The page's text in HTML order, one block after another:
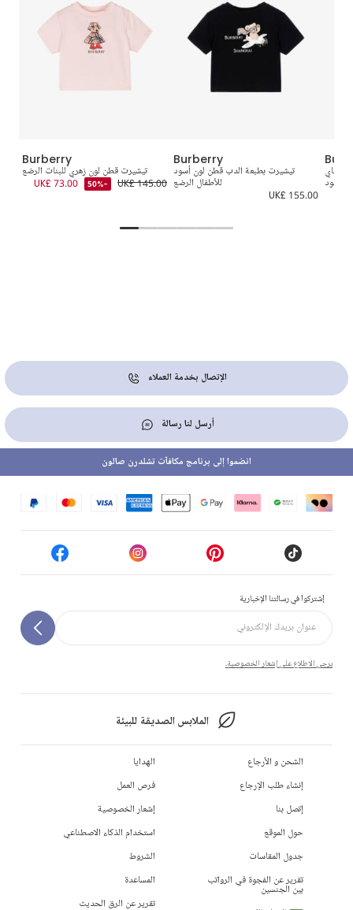
Burberry
تيشيرت قطن لون زهري للبنات الرضع
UK£ 145.00
-50%
UK£ 73.00
Burberry
تيشيرت بطبعة الدب قطن لون أسود
للأطفال الرضع
UK£ 155.00
أسود
الإتصال بخدمة العملاء
أرسل لنا رسالة
إشتركوا في رسالتنا الإخبارية
يرجى الاطلاع على إشعار الخصوصية.
الملابس الصديقة للبيئة
انضموا إلى برنامج مكافآت تشلدرن صالون
الشحن و الأرجاع
إنشاء طلب الإرجاع
إتصل بنا
حول الموقع
جدول المقاسات
تقرير عن الفجوة في الرواتب
بين الجنسين
الهدايا
فرص العمل
إشعار الخصوصية
استخدام الذكاء الاصطناعي
الشروط
المساعدة
تقرير عن الرق الحديث